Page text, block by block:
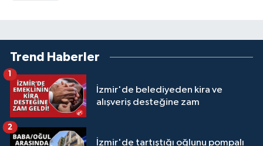
Trend Haberler
İzmir'de belediyeden kira ve
alışveriş desteğine zam
İzmir'de tartıştığı oğlunu pompalı
2